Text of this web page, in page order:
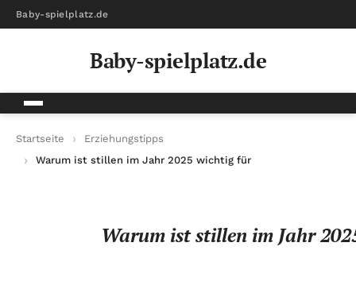
Baby-spielplatz.de
Baby-spielplatz.de
Startseite
Erziehungstipps
Warum ist stillen im Jahr 2025 wichtig für die Gesundheit
Warum ist stillen im Jahr